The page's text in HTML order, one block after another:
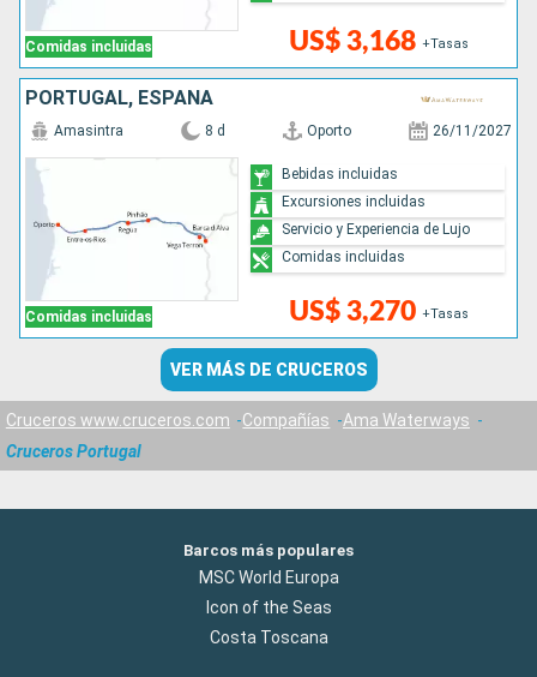
Comidas incluidas US$ 3,168 +Tasas
PORTUGAL, ESPAÑA
Comidas incluidas
Amasintra 8 d Oporto 26/11/2027
US$ 3,270 +Tasas
Bebidas incluidas
Excursiones incluidas
Servicio y Experiencia de Lujo
Comidas incluidas
VER MÁS DE CRUCEROS
Cruceros www.cruceros.com Compañías
Ama Waterways
Cruceros Portugal
Barcos más populares
MSC World Europa
Icon of the Seas
Costa Toscana